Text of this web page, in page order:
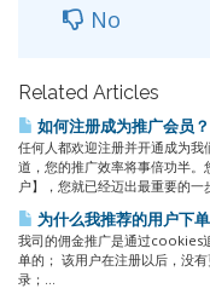
No
Related Articles
如何注册成为推广会员？
任何人都欢迎注册并开通成为
道，您的推广效率将事倍功半
户】，您就已经迈出最重要的一
为什么我推荐的用户下
我司的佣金推广是通过cookies
单的； 该用户在注册以后，没
录；...